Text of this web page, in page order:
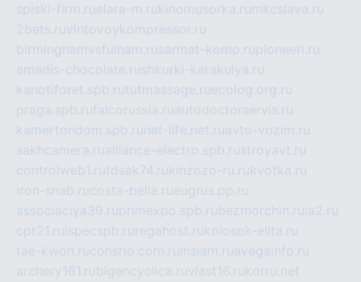
spiski-firm.ruelara-m.rukinomusorka.ru mkcslava.ru
2bets.ruvintovoykompressor.ru
birminghamvsfulham.rusarmat-komp.rupioneeri.ru
amadis-chocolate.rushkurki-karakulya.ru
kanotiforet.spb.rututmassage.ruecolog.org.ru
praga.spb.rufalcorussia.ruautodoctorservis.ru
kamertondom.spb.ru net-life.net.ruavto-vozim.ru
sakhcamera.rualliance-electro.spb.rustroyavt.ru
controlweb1.rutdsak74.rukinzozo-ru.rukvotka.ru
iron-snab.rucosta-bella.rueugrus.pp.ru
associaciya39.ruprimexpo.spb.rubezmorchin.ru ia2.ru
cpt21.ru ispecspb.ru regahost.rukolosok-elita.ru
tae-kwon.ruconsrio.com.ru insiam.ruavegainfo.ru
archery161.rubigencyclica.ruvlast16.rukorru.net